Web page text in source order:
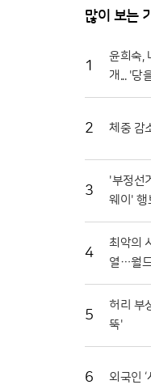
공간을 확장하
시도해 긍정적
도 하지만, 그
가 숨어 있다.
운 수익원을
이 축제의 주
구조를 완성
찾아라' 프로
범벅이 된 채
특한 풍경이
로 체감할 수
히 누리고 있
장도 마련됐
형 솥에서 조
즐기는 행사
많이 보는
1
윤희숙,
개... '당
2 체중 감
3
'부정선
웨이' 행
4
최악의
열…월
5
허리 부
뚝'
6 외국인